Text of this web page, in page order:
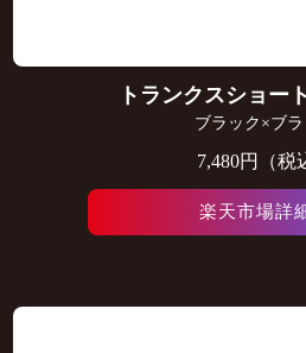
トランクスショー
ブラック×ブラ
7,480円（税
楽天市場詳